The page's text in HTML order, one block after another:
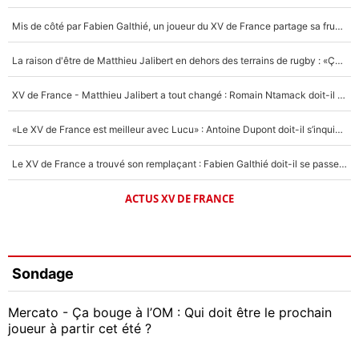
Mis de côté par Fabien Galthié, un joueur du XV de France partage sa frustration : «ils ne me l’ont pas dit tout de suite»
La raison d'être de Matthieu Jalibert en dehors des terrains de rugby : «Ça m'atteint autant que si tu touches à un membre de ma famille»
XV de France - Matthieu Jalibert a tout changé : Romain Ntamack doit-il s’inquiéter pour sa place à un an de la Coupe du monde ?
«Le XV de France est meilleur avec Lucu» : Antoine Dupont doit-il s’inquiéter pour sa place ?
Le XV de France a trouvé son remplaçant : Fabien Galthié doit-il se passer d'Antoine Dupont ?
ACTUS XV DE FRANCE
Sondage
Mercato - Ça bouge à l’OM : Qui doit être le prochain
joueur à partir cet été ?